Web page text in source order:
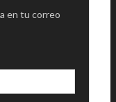
en tu correo